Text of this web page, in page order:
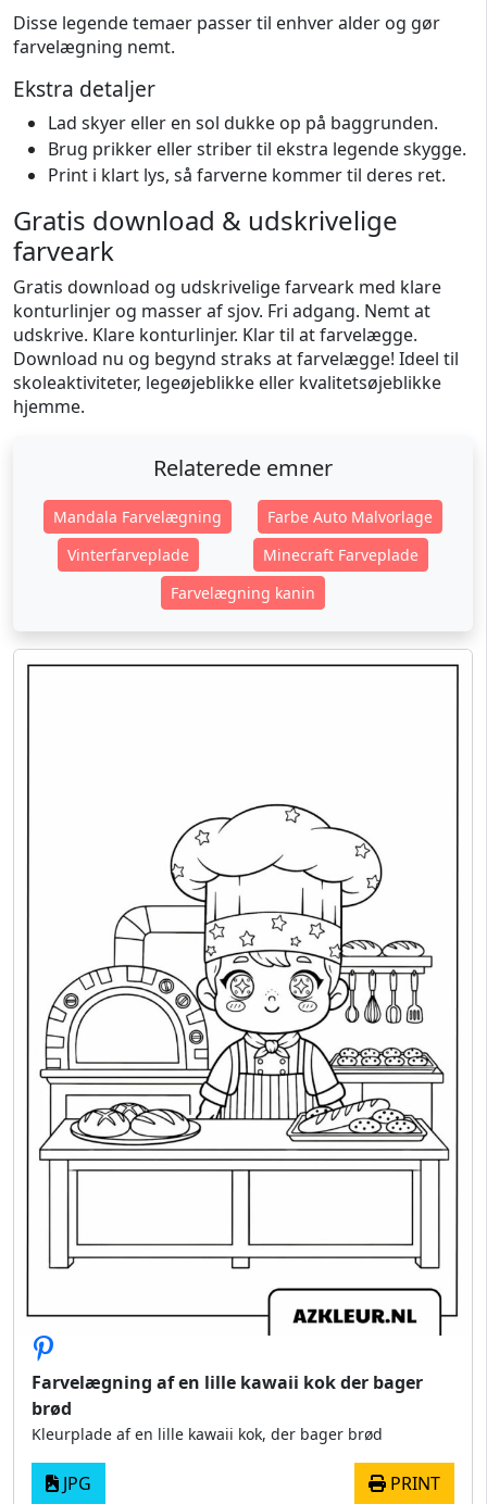
Disse legende temaer passer til enhver alder og gør
farvelægning nemt.
Ekstra detaljer
Lad skyer eller en sol dukke op på baggrunden.
Brug prikker eller striber til ekstra legende skygge.
Print i klart lys, så farverne kommer til deres ret.
Gratis download & udskrivelige
farveark
Gratis download og udskrivelige farveark med klare
konturlinjer og masser af sjov. Fri adgang. Nemt at
udskrive. Klare konturlinjer. Klar til at farvelægge.
Download nu og begynd straks at farvelægge! Ideel til
skoleaktiviteter, legeøjeblikke eller kvalitetsøjeblikke
hjemme.
Relaterede emner
Mandala Farvelægning
Farbe Auto Malvorlage
Vinterfarveplade
Minecraft Farveplade
Farvelægning kanin
Farvelægning af en lille kawaii kok der bager
brød
Kleurplade af en lille kawaii kok, der bager brød
JPG PRINT